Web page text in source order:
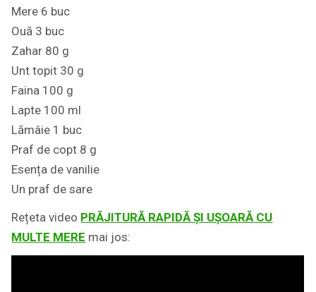
Mere 6 buc
Ouă 3 buc
Zahar 80 g
Unt topit 30 g
Faina 100 g
Lapte 100 ml
Lămâie 1 buc
Praf de copt 8 g
Esența de vanilie
Un praf de sare
Rețeta video PRĂJITURĂ RAPIDĂ ȘI UȘOARĂ CU
MULTE MERE mai jos: